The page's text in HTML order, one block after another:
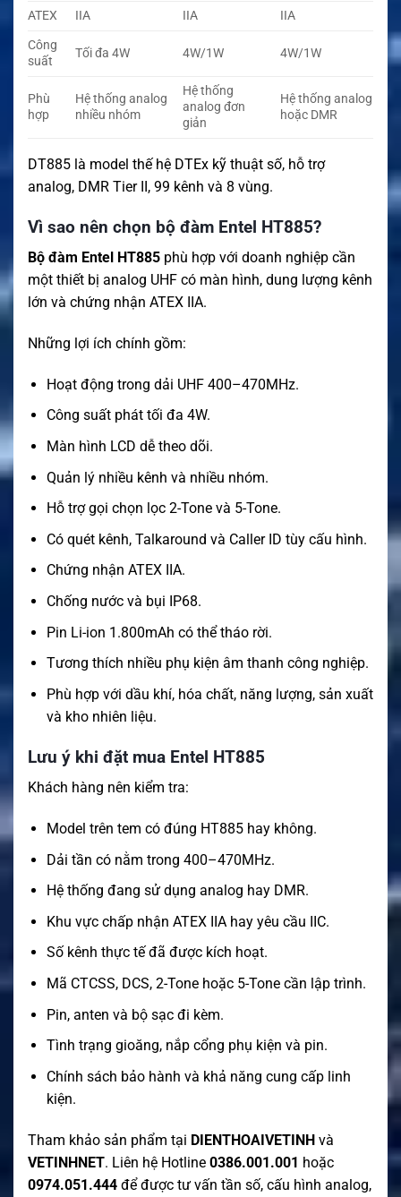
ATEX IIA IIA
IIA
Công
suất
Tối đa 4W 4W/1W 4W/1W
Phù
hợp
Hệ thống analog
nhiều nhóm
Hệ thống
analog đơn
giản
Hệ thống analog
hoặc DMR
DT885 là model thế hệ DTEx kỹ thuật số, hỗ trợ
analog, DMR Tier II, 99 kênh và 8 vùng.
Vì sao nên chọn bộ đàm Entel HT885?
Bộ đàm Entel HT885 phù hợp với doanh nghiệp cần
một thiết bị analog UHF có màn hình, dung lượng kênh
lớn và chứng nhận ATEX IIA.
Những lợi ích chính gồm:
Hoạt động trong dải UHF 400–470MHz.
Công suất phát tối đa 4W.
Màn hình LCD dễ theo dõi.
Quản lý nhiều kênh và nhiều nhóm.
Hỗ trợ gọi chọn lọc 2-Tone và 5-Tone.
Có quét kênh, Talkaround và Caller ID tùy cấu hình.
Chứng nhận ATEX IIA.
Chống nước và bụi IP68.
Pin Li-ion 1.800mAh có thể tháo rời.
Tương thích nhiều phụ kiện âm thanh công nghiệp.
Phù hợp với dầu khí, hóa chất, năng lượng, sản xuất
và kho nhiên liệu.
Lưu ý khi đặt mua Entel HT885
Khách hàng nên kiểm tra:
Model trên tem có đúng HT885 hay không.
Dải tần có nằm trong 400–470MHz.
Hệ thống đang sử dụng analog hay DMR.
Khu vực chấp nhận ATEX IIA hay yêu cầu IIC.
Số kênh thực tế đã được kích hoạt.
Mã CTCSS, DCS, 2-Tone hoặc 5-Tone cần lập trình.
Pin, anten và bộ sạc đi kèm.
Tình trạng gioăng, nắp cổng phụ kiện và pin.
Chính sách bảo hành và khả năng cung cấp linh
kiện.
Tham khảo sản phẩm tại DIENTHOAIVETINH và
VETINHNET. Liên hệ Hotline 0386.001.001 hoặc
0974.051.444 để được tư vấn tần số, cấu hình analog,